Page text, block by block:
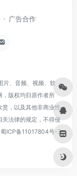
广告合作
片、音频、视频、软
，版权均归原作者所
，以及其他非商业性
关法律的规定，不得侵
蜀ICP备11017804号-3